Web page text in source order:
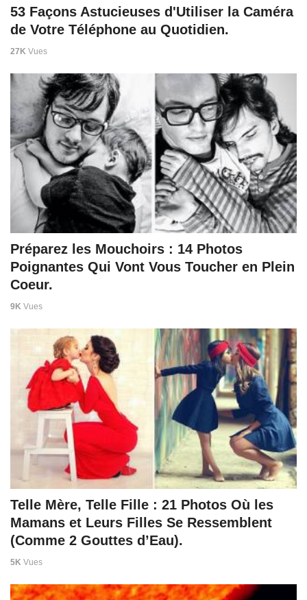
53 Façons Astucieuses d'Utiliser la Caméra
de Votre Téléphone au Quotidien.
27K Vues
Préparez les Mouchoirs : 14 Photos
Poignantes Qui Vont Vous Toucher en Plein
Coeur.
9K Vues
Telle Mère, Telle Fille : 21 Photos Où les
Mamans et Leurs Filles Se Ressemblent
(Comme 2 Gouttes d’Eau).
5K Vues